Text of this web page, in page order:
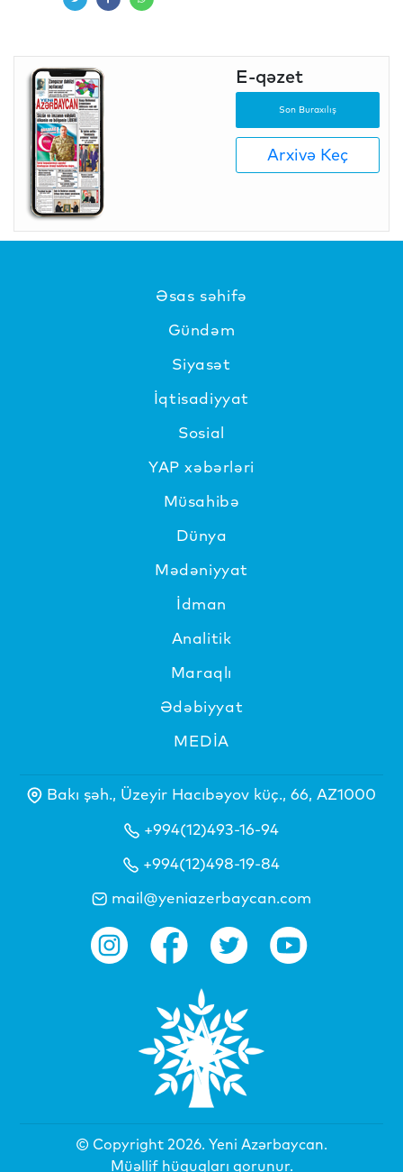
E-qəzet
Son Buraxılış
Arxivə Keç
Əsas səhifə
Gündəm
Siyasət
İqtisadiyyat
Sosial
YAP xəbərləri
Müsahibə
Dünya
Mədəniyyat
İdman
Analitik
Maraqlı
Ədəbiyyat
MEDİA
Bakı şəh., Üzeyir Hacıbəyov küç., 66, AZ1000
+994(12)493-16-94
+994(12)498-19-84
mail@yeniazerbaycan.com
© Copyright 2026. Yeni Azərbaycan.
Müəllif hüquqları qorunur.